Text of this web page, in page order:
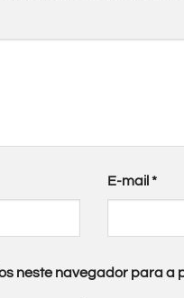
E-mail *
neste navegador para a